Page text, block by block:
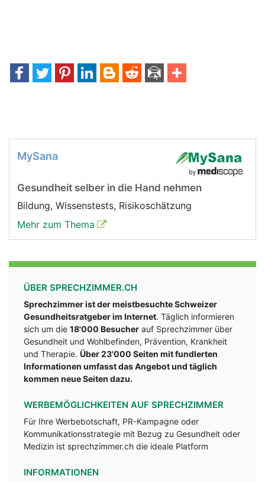
MySana
Gesundheit selber in die Hand nehmen
Bildung, Wissenstests, Risikoschätzung
Mehr zum Thema
ÜBER SPRECHZIMMER.CH
Sprechzimmer ist der meistbesuchte Schweizer
Gesundheitsratgeber im Internet. Täglich informieren
sich um die 18'000 Besucher auf Sprechzimmer über
Gesundheit und Wohlbefinden, Prävention, Krankheit
und Therapie. Über 23'000 Seiten mit fundlerten
Informationen umfasst das Angebot und täglich
kommen neue Seiten dazu.
WERBEMÖGLICHKEITEN AUF SPRECHZIMMER
Für Ihre Werbebotschaft, PR-Kampagne oder
Kommunikationsstrategie mit Bezug zu Gesundheit oder
Medizin ist sprechzimmer.ch die ideale Platform
INFORMATIONEN